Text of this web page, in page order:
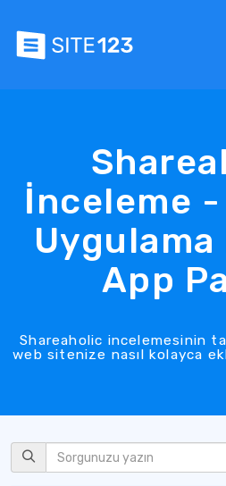
İnceleme -
Uygulama
App
Shareaholic incelemesinin
web sitenize nasıl kolayca